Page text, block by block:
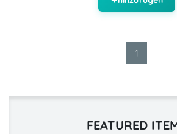
1
FEATURED